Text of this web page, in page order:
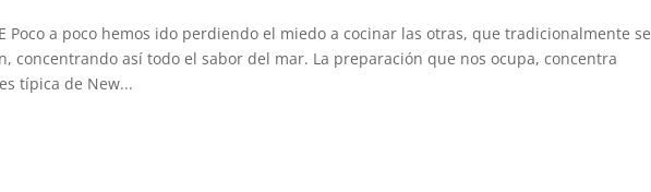
Poco a poco hemos ido perdiendo el miedo a cocinar las otras, que tradicionalmente se
concentrando así todo el sabor del mar. La preparación que nos ocupa, concentra
típica de New...